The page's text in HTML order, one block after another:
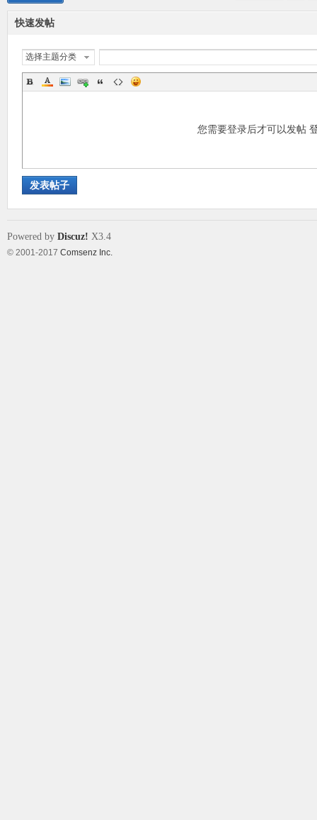
快速发帖
选择主题分类
您需要登录后才可以发帖
发表帖子
Powered by Discuz! X3.4
© 2001-2017 Comsenz Inc.